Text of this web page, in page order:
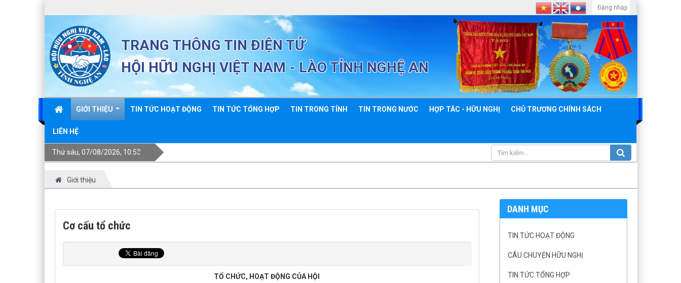
TRANG THÔNG TIN ĐIỆN TỬ
HỘI HỮU NGHỊ VIỆT NAM - LÀO TỈNH NGHỆ AN
GIỚI THIỆU TIN TỨC HOẠT ĐỘNG TIN TỨC TỔNG HỢP TIN TRONG TỈNH TIN TRONG NƯỚC HỢP TÁC - HỮU NGHỊ CHỦ TRƯƠNG CHÍNH SÁCH
LIÊN HỆ
Thứ sáu, 07/08/2026, 10:53
Đăng nhập
Giới thiệu
Cơ cấu tổ chức
TỔ CHỨC, HOẠT ĐỘNG CỦA HỘI
DANH MỤC
TIN TỨC HOẠT ĐỘNG
CÂU CHUYỆN HỮU NGHỊ
TIN TỨC TỔNG HỢP